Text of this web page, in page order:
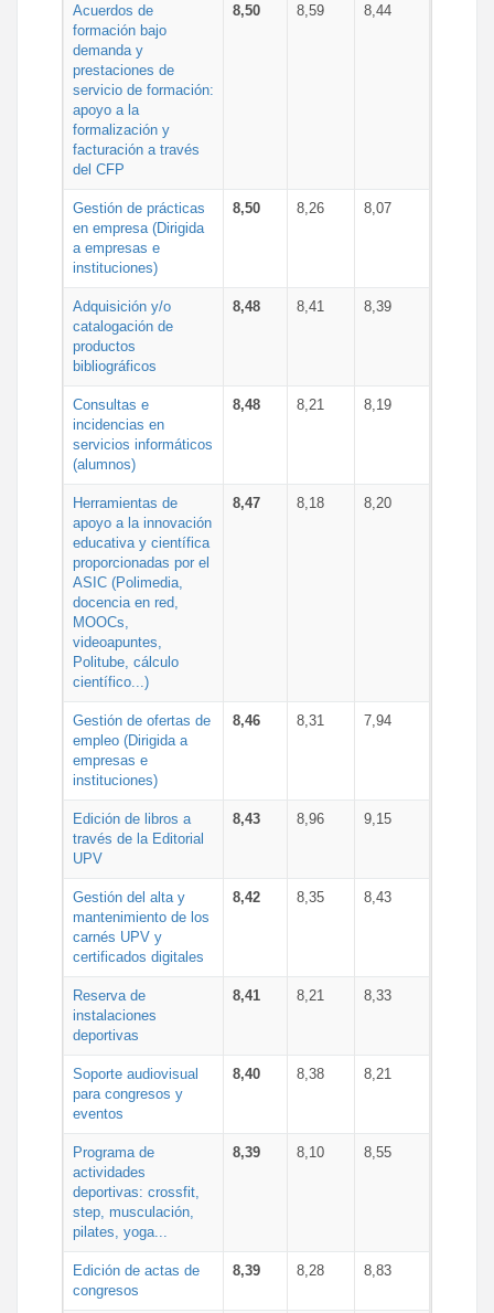
Acuerdos de
formación bajo
demanda y
prestaciones de
servicio de formación:
apoyo a la
formalización y
facturación a través
del CFP
8,50 8,59 8,44
Gestión de prácticas
en empresa (Dirigida
a empresas e
instituciones)
8,50 8,26 8,07
Adquisición y/o
catalogación de
productos
bibliográficos
8,48 8,41 8,39
Consultas e
incidencias en
servicios informáticos
(alumnos)
8,48 8,21 8,19
Herramientas de
apoyo a la innovación
educativa y científica
proporcionadas por el
ASIC (Polimedia,
docencia en red,
MOOCs,
videoapuntes,
Politube, cálculo
científico...)
8,47 8,18 8,20
Gestión de ofertas de
empleo (Dirigida a
empresas e
instituciones)
8,46 8,31 7,94
Edición de libros a
través de la Editorial
UPV
8,43 8,96 9,15
Gestión del alta y
mantenimiento de los
carnés UPV y
certificados digitales
8,42 8,35 8,43
Reserva de
instalaciones
deportivas
8,41 8,21 8,33
Soporte audiovisual
para congresos y
eventos
8,40 8,38 8,21
Programa de
actividades
deportivas: crossfit,
step, musculación,
pilates, yoga...
8,39 8,10 8,55
Edición de actas de
congresos
8,39 8,28 8,83